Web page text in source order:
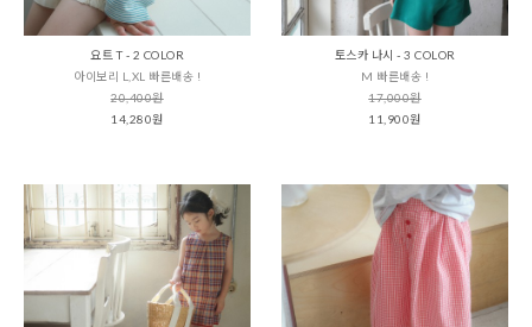
요트 T - 2 COLOR
아이보리 L,XL 빠른배송 !
20,400원
14,280원
토스카 나시 - 3 COLOR
M 빠른배송 !
17,000원
11,900원